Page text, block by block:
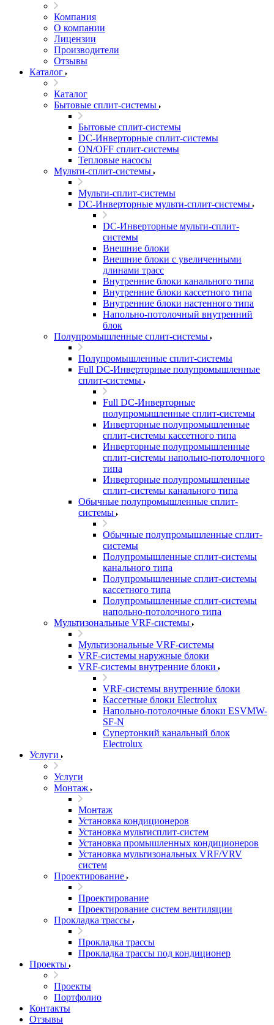
Компания
О компании
Лицензии
Производители
Отзывы
Каталог
Каталог
Бытовые сплит-системы
Бытовые сплит-системы
DC-Инверторные сплит-системы
ON/OFF сплит-системы
Тепловые насосы
Мульти-сплит-системы
Мульти-сплит-системы
DC-Инверторные мульти-сплит-системы
DC-Инверторные мульти-сплит-
системы
Внешние блоки
Внешние блоки с увеличенными
длинами трасс
Внутренние блоки канального типа
Внутренние блоки кассетного типа
Внутренние блоки настенного типа
Напольно-потолочный внутренний
блок
Полупромышленные сплит-системы
Полупромышленные сплит-системы
Full DC-Инверторные полупромышленные
сплит-системы
Full DC-Инверторные
полупромышленные сплит-системы
Инверторные полупромышленные
сплит-системы кассетного типа
Инверторные полупромышленные
сплит-системы напольно-потолочного
типа
Инверторные полупромышленные
сплит-системы канального типа
Обычные полупромышленные сплит-
системы
Обычные полупромышленные сплит-
системы
Полупромышленные сплит-системы
канального типа
Полупромышленные сплит-системы
кассетного типа
Полупромышленные сплит-системы
напольно-потолочного типа
Мультизональные VRF-системы
Мультизональные VRF-системы
VRF-системы наружные блоки
VRF-системы внутренние блоки
VRF-системы внутренние блоки
Кассетные блоки Electrolux
Напольно-потолочные блоки ESVMW-
SF-N
Супертонкий канальный блок
Electrolux
Услуги
Услуги
Монтаж
Монтаж
Установка кондиционеров
Установка мультисплит-систем
Установка промышленных кондиционеров
Установка мультизональных VRF/VRV
систем
Проектирование
Проектирование
Проектирование систем вентиляции
Прокладка трассы
Прокладка трассы
Прокладка трассы под кондиционер
Проекты
Проекты
Портфолио
Контакты
Отзывы